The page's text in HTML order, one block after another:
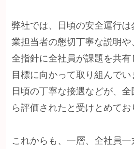
弊社では、日頃の安全運行
業担当者の懇切丁寧な説明
全指針に全社員が課題を共有
目標に向かって取り組んで
日頃の丁寧な接遇などが、
ら評価されたと受けとめてお
これからも、一層、全社員